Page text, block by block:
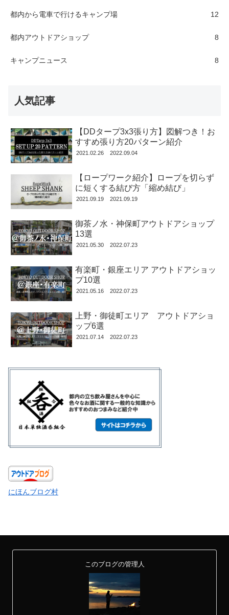
都内から電車で行けるキャンプ場 12
都内アウトドアショップ 8
キャンプニュース 8
人気記事
【DDタープ3x3張り方】図解つき！お
すすめ張り方20パターン紹介
2021.02.26 2022.09.04
【ロープワーク紹介】ロープを切らず
に短くする結び方「縮め結び」
2021.09.19 2021.09.19
御茶ノ水・神保町アウトドアショップ
13選
2021.05.30 2022.07.23
有楽町・銀座エリア アウトドアショッ
プ10選
2021.05.16 2022.07.23
上野・御徒町エリア アウトドアショ
ップ6選
2021.07.14 2022.07.23
にほんブログ村
このブログの管理人